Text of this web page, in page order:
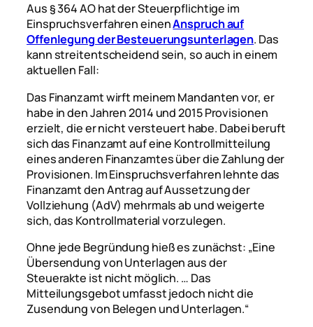
Aus § 364 AO hat der Steuerpflichtige im
Einspruchsverfahren einenAnspruch auf
Offenlegung der Besteuerungsunterlagen. Das
kann streitentscheidend sein, so auch in einem
aktuellen Fall:
Das Finanzamt wirft meinem Mandanten vor, er
habe in den Jahren 2014 und 2015 Provisionen
erzielt, die er nicht versteuert habe. Dabei beruft
sich das Finanzamt auf eine Kontrollmitteilung
eines anderen Finanzamtes über die Zahlung der
Provisionen. Im Einspruchsverfahren lehnte das
Finanzamt den Antrag auf Aussetzung der
Vollziehung (AdV) mehrmals ab und weigerte
sich, das Kontrollmaterial vorzulegen.
Ohne jede Begründung hieß es zunächst: „Eine
Übersendung von Unterlagen aus der
Steuerakte ist nicht möglich. … Das
Mitteilungsgebot umfasst jedoch nicht die
Zusendung von Belegen und Unterlagen.“